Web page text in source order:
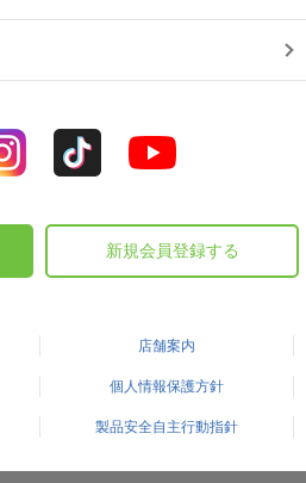
新規会員登録する
店舗案内
個人情報保護方針
製品安全自主行動指針